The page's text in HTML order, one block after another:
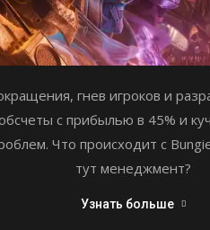
гнев игроков и
с прибылью в 45% и
Что происходит с
тут менеджмент?
Узнать больше